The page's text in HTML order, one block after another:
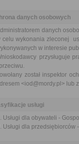
danych osobowych
danych
celu wykonania zleconej
w interesie
przysługuje
został inspektor
<iod@mordy.pl> lub
usługi
Usługi dla obywateli -
Usługi dla